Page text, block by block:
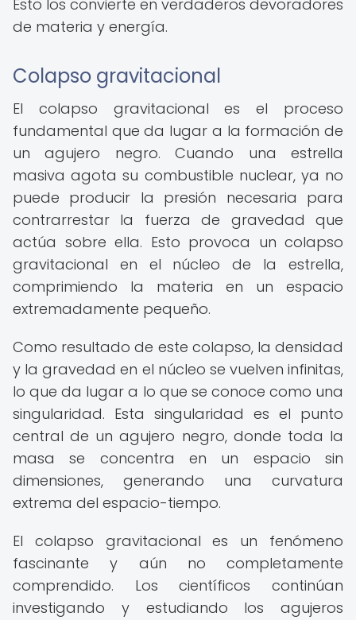
Esto los convierte en verdaderos devoradores
de materia y energía.
Colapso gravitacional
El colapso gravitacional es el proceso
fundamental que da lugar a la formación de
un agujero negro. Cuando una estrella
masiva agota su combustible nuclear, ya no
puede producir la presión necesaria para
contrarrestar la fuerza de gravedad que
actúa sobre ella. Esto provoca un colapso
gravitacional en el núcleo de la estrella,
comprimiendo la materia en un espacio
extremadamente pequeño.
Como resultado de este colapso, la densidad
y la gravedad en el núcleo se vuelven infinitas,
lo que da lugar a lo que se conoce como una
singularidad. Esta singularidad es el punto
central de un agujero negro, donde toda la
masa se concentra en un espacio sin
dimensiones, generando una curvatura
extrema del espacio-tiempo.
El colapso gravitacional es un fenómeno
fascinante y aún no completamente
comprendido. Los científicos continúan
investigando y estudiando los agujeros